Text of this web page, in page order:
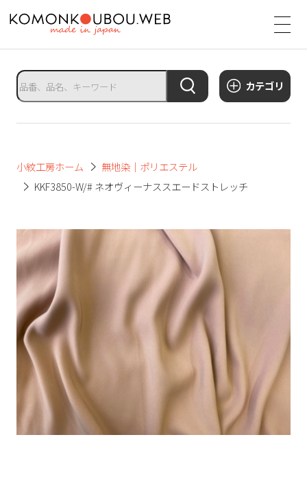
カテゴリ
小紋工房ホーム
無地染｜ポリエステル
KKF3850-W/# ネオヴィーナススエードストレッチ
サ
イ
ト
タ
イ
ト
ニ